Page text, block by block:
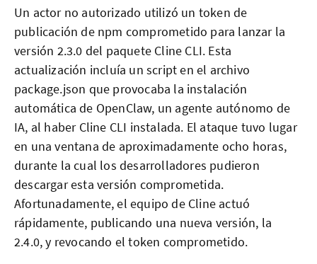
Un actor no autorizado utilizó un token de
publicación de npm comprometido para lanzar la
versión 2.3.0 del paquete Cline CLI. Esta
actualización incluía un script en el archivo
package.json que provocaba la instalación
automática de OpenClaw, un agente autónomo de
IA, al haber Cline CLI instalada. El ataque tuvo lugar
en una ventana de aproximadamente ocho horas,
durante la cual los desarrolladores pudieron
descargar esta versión comprometida.
Afortunadamente, el equipo de Cline actuó
rápidamente, publicando una nueva versión, la
2.4.0, y revocando el token comprometido.